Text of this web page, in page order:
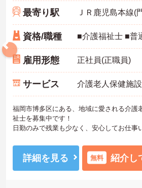
最寄り駅
資格/職種
雇用形態 正社員(正職員)
サービス 介護老人保健施設
福岡市博多区にある、地域に愛される介護
祉士を募集中です！
日勤のみで残業も少なく、安心してお仕
すのでお気軽にご相談ください。
詳細を見る 無料 紹介し